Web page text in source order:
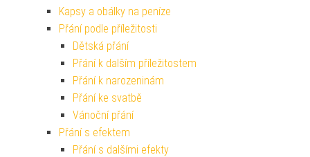
Kapsy a obálky na peníze
Přání podle příležitosti
Dětská přání
Přání k dalším příležitostem
Přání k narozeninám
Přání ke svatbě
Vánoční přání
Přání s efektem
Přání s dalšími efekty